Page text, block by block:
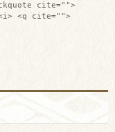
cite="">
<q cite="">